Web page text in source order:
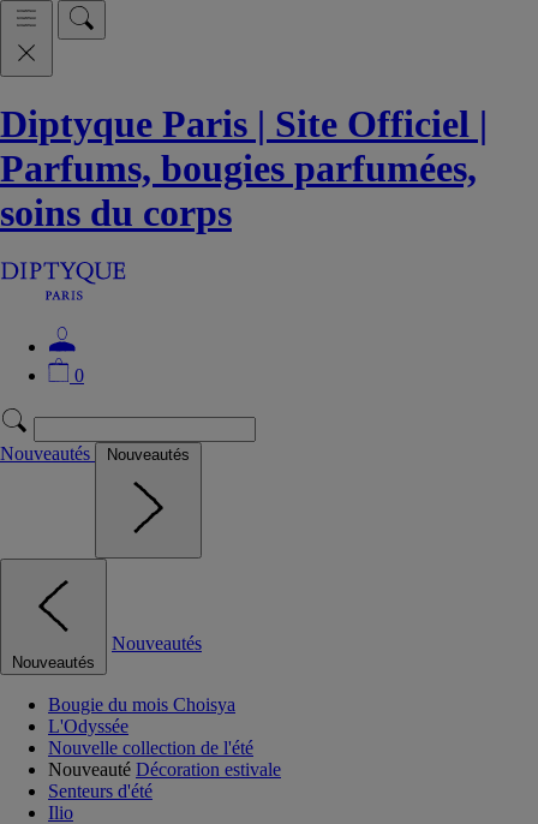
Diptyque Paris | Site Officiel |
Parfums, bougies parfumées,
soins du corps
0
Nouveautés Nouveautés
Nouveautés
Nouveautés
Bougie du mois Choisya
L'Odyssée
Nouvelle collection de l'été
Nouveauté Décoration estivale
Senteurs d'été
Ilio